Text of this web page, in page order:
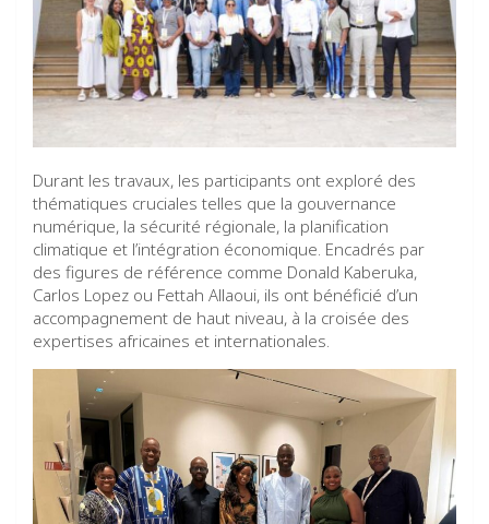
Durant les travaux, les participants ont exploré des
thématiques cruciales telles que la gouvernance
numérique, la sécurité régionale, la planification
climatique et l’intégration économique. Encadrés par
des figures de référence comme Donald Kaberuka,
Carlos Lopez ou Fettah Allaoui, ils ont bénéficié d’un
accompagnement de haut niveau, à la croisée des
expertises africaines et internationales.